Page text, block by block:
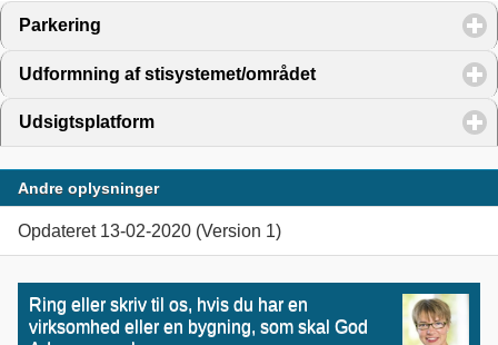
Parkering
Udformning af stisystemet/området click to expand
Udsigtsplatform
Andre oplysninger
Opdateret 13-02-2020 (Version 1)
Ring eller skriv til os, hvis du har en
virksomhed eller en bygning, som skal God